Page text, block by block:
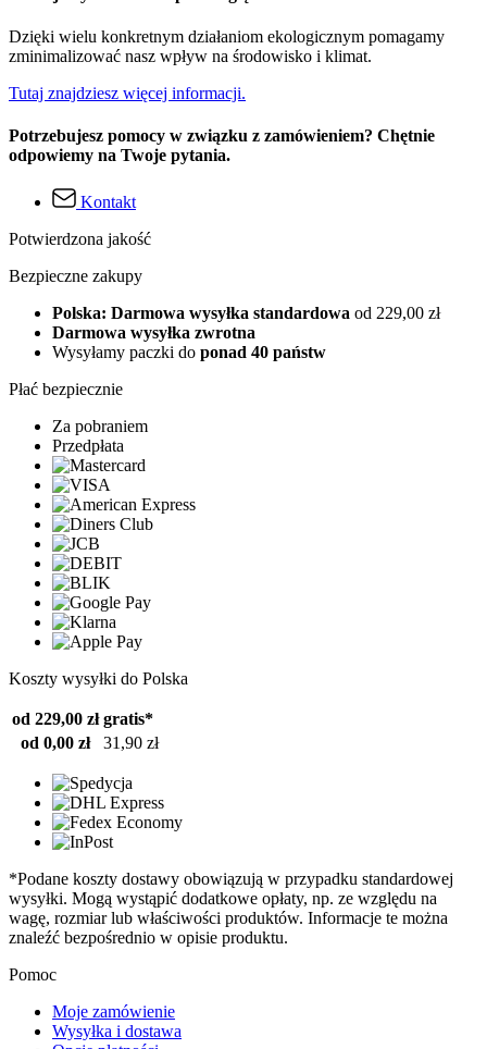
Dzięki wielu konkretnym działaniom ekologicznym pomagamy
zminimalizować nasz wpływ na środowisko i klimat.
Tutaj znajdziesz więcej informacji.
Potrzebujesz pomocy w związku z zamówieniem? Chętnie
odpowiemy na Twoje pytania.
Kontakt
Potwierdzona jakość
Bezpieczne zakupy
Polska: Darmowa wysyłka standardowa od 229,00 zł
Darmowa wysyłka zwrotna
Wysyłamy paczki do ponad 40 państw
Płać bezpiecznie
Za pobraniem
Przedpłata
Koszty wysyłki do Polska
od 229,00 zł gratis*
od 0,00 zł
31,90 zł
*Podane koszty dostawy obowiązują w przypadku standardowej
wysyłki. Mogą wystąpić dodatkowe opłaty, np. ze względu na
wagę, rozmiar lub właściwości produktów. Informacje te można
znaleźć bezpośrednio w opisie produktu.
Pomoc
Moje zamówienie
Wysyłka i dostawa